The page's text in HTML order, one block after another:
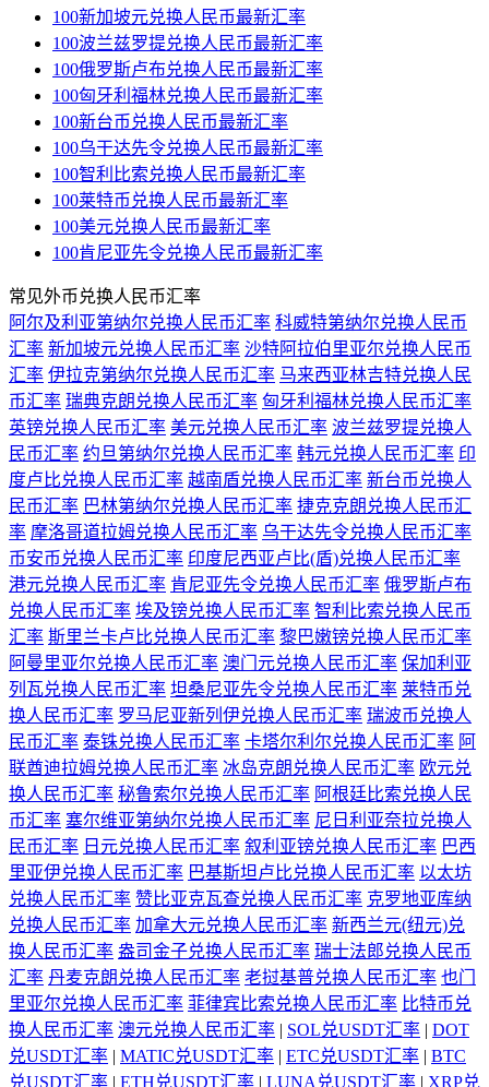
100新加坡元兑换人民币最新汇率
100波兰兹罗提兑换人民币最新汇率
100俄罗斯卢布兑换人民币最新汇率
100匈牙利福林兑换人民币最新汇率
100新台币兑换人民币最新汇率
100乌干达先令兑换人民币最新汇率
100智利比索兑换人民币最新汇率
100莱特币兑换人民币最新汇率
100美元兑换人民币最新汇率
100肯尼亚先令兑换人民币最新汇率
常见外币兑换人民币汇率
阿尔及利亚第纳尔兑换人民币汇率 科威特第纳尔兑换人民币
汇率 新加坡元兑换人民币汇率 沙特阿拉伯里亚尔兑换人民币
汇率 伊拉克第纳尔兑换人民币汇率 马来西亚林吉特兑换人民
币汇率 瑞典克朗兑换人民币汇率 匈牙利福林兑换人民币汇率
英镑兑换人民币汇率 美元兑换人民币汇率 波兰兹罗提兑换人
民币汇率 约旦第纳尔兑换人民币汇率 韩元兑换人民币汇率 印
度卢比兑换人民币汇率 越南盾兑换人民币汇率 新台币兑换人
民币汇率 巴林第纳尔兑换人民币汇率 捷克克朗兑换人民币汇
率 摩洛哥道拉姆兑换人民币汇率 乌干达先令兑换人民币汇率
币安币兑换人民币汇率 印度尼西亚卢比(盾)兑换人民币汇率
港元兑换人民币汇率 肯尼亚先令兑换人民币汇率 俄罗斯卢布
兑换人民币汇率 埃及镑兑换人民币汇率 智利比索兑换人民币
汇率 斯里兰卡卢比兑换人民币汇率 黎巴嫩镑兑换人民币汇率
阿曼里亚尔兑换人民币汇率 澳门元兑换人民币汇率 保加利亚
列瓦兑换人民币汇率 坦桑尼亚先令兑换人民币汇率 莱特币兑
换人民币汇率 罗马尼亚新列伊兑换人民币汇率 瑞波币兑换人
民币汇率 泰铢兑换人民币汇率 卡塔尔利尔兑换人民币汇率 阿
联酋迪拉姆兑换人民币汇率 冰岛克朗兑换人民币汇率 欧元兑
换人民币汇率 秘鲁索尔兑换人民币汇率 阿根廷比索兑换人民
币汇率 塞尔维亚第纳尔兑换人民币汇率 尼日利亚奈拉兑换人
民币汇率 日元兑换人民币汇率 叙利亚镑兑换人民币汇率 巴西
里亚伊兑换人民币汇率 巴基斯坦卢比兑换人民币汇率 以太坊
兑换人民币汇率 赞比亚克瓦查兑换人民币汇率 克罗地亚库纳
兑换人民币汇率 加拿大元兑换人民币汇率 新西兰元(纽元)兑
换人民币汇率 盎司金子兑换人民币汇率 瑞士法郎兑换人民币
汇率 丹麦克朗兑换人民币汇率 老挝基普兑换人民币汇率 也门
里亚尔兑换人民币汇率 菲律宾比索兑换人民币汇率 比特币兑
换人民币汇率 澳元兑换人民币汇率 | SOL兑USDT汇率 | DOT
兑USDT汇率 | MATIC兑USDT汇率 | ETC兑USDT汇率 | BTC
兑USDT汇率 | ETH兑USDT汇率 | LUNA兑USDT汇率 | XRP兑